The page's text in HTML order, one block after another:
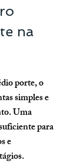
na
porte, o
simples e
Uma
para
e